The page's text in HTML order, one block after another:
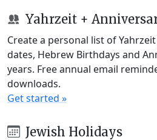
Yahrzeit +
Create a personal list of
dates, Hebrew Birthdays and
years. Free annual email
downloads.
Get started »
Jewish Holidays